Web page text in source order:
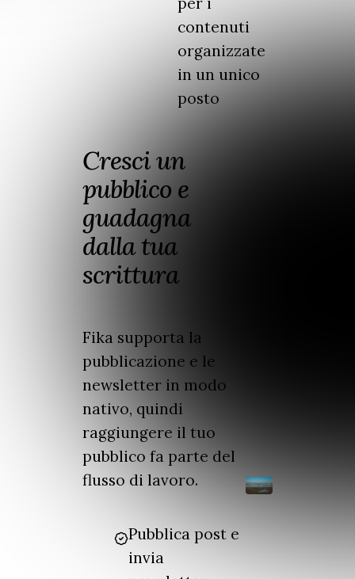
contenuti
organizzate
in un unico
posto
Cresci un
pubblico e
guadagna
dalla tua
scrittura
Fika supporta la
pubblicazione e le
newsletter in modo
nativo, quindi
raggiungere il tuo
pubblico fa parte del
flusso di lavoro.
Pubblica post e
invia